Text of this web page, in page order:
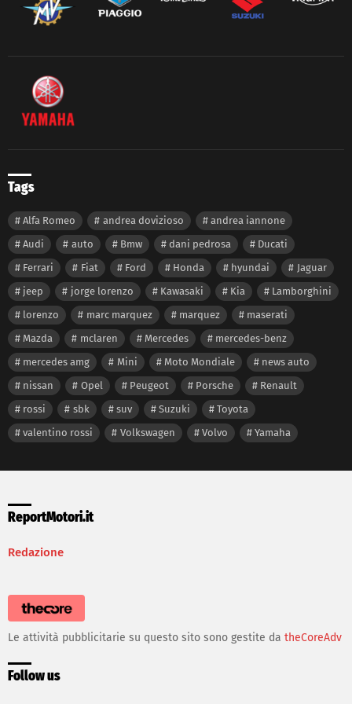
Tags
Alfa Romeo andrea dovizioso
andrea iannone
Audi
auto Bmw dani pedrosa
Ducati
Ferrari
Fiat Ford Honda hyundai
Jaguar
jeep
jorge lorenzo Kawasaki Kia
Lamborghini
lorenzo
marc marquez marquez
maserati
Mazda
mclaren Mercedes
mercedes-benz
mercedes amg
Mini Moto Mondiale
news auto
nissan
Opel Peugeot Porsche
Renault
rossi
sbk suv Suzuki
Toyota
valentino rossi
Volkswagen Volvo Yamaha
ReportMotori.it
Redazione
Le attività pubblicitarie su questo sito sono gestite da theCoreAdv
Follow us